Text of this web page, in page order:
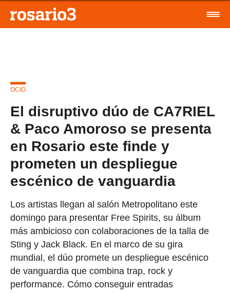
OCIO
El disruptivo dúo de CA7RIEL
& Paco Amoroso se presenta
en Rosario este finde y
prometen un despliegue
escénico de vanguardia
Los artistas llegan al salón Metropolitano este
domingo para presentar Free Spirits, su álbum
más ambicioso con colaboraciones de la talla de
Sting y Jack Black. En el marco de su gira
mundial, el dúo promete un despliegue escénico
de vanguardia que combina trap, rock y
performance. Cómo conseguir entradas